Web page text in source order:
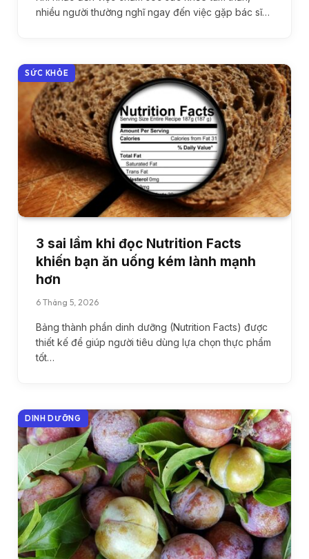
nhiều người thường nghĩ ngay đến việc gặp bác sĩ…
SỨC KHỎE
3 sai lầm khi đọc Nutrition Facts
khiến bạn ăn uống kém lành mạnh
hơn
6 Tháng 5, 2026
Bảng thành phần dinh dưỡng (Nutrition Facts) được
thiết kế để giúp người tiêu dùng lựa chọn thực phẩm
tốt…
DINH DƯỠNG